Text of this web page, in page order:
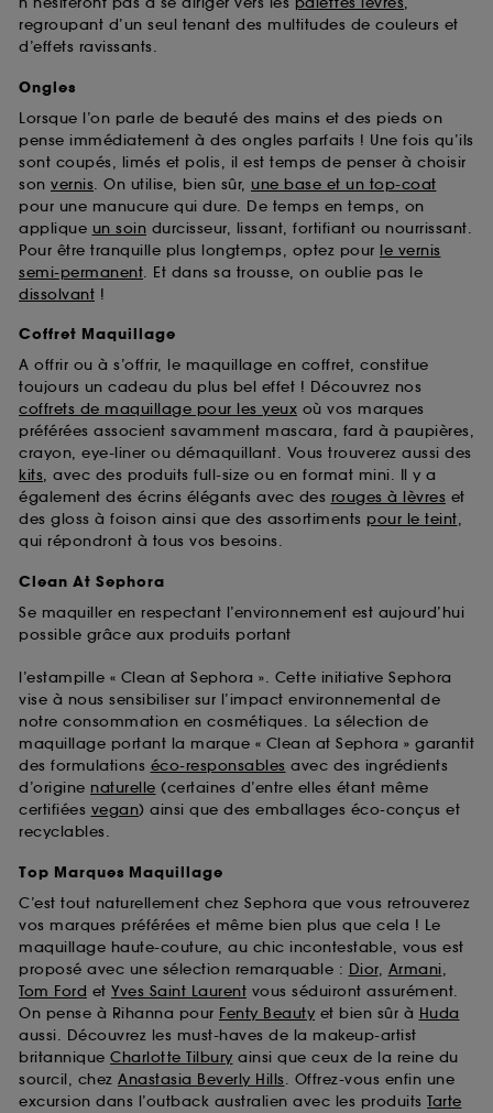
regroupant d’un seul tenant des multitudes de couleurs et
d’effets ravissants.
Ongles
Lorsque l’on parle de beauté des mains et des pieds on
pense immédiatement à des ongles parfaits ! Une fois qu’ils
sont coupés, limés et polis, il est temps de penser à choisir
son vernis. On utilise, bien sûr, une base et un top-coat
pour une manucure qui dure. De temps en temps, on
applique un soin durcisseur, lissant, fortifiant ou nourrissant.
Pour être tranquille plus longtemps, optez pour le vernis
semi-permanent. Et dans sa trousse, on oublie pas le
dissolvant !
Coffret Maquillage
A offrir ou à s’offrir, le maquillage en coffret, constitue
toujours un cadeau du plus bel effet ! Découvrez nos
coffrets de maquillage pour les yeux où vos marques
préférées associent savamment mascara, fard à paupières,
crayon, eye-liner ou démaquillant. Vous trouverez aussi des
kits, avec des produits full-size ou en format mini. Il y a
également des écrins élégants avec des rouges à lèvres et
des gloss à foison ainsi que des assortiments pour le teint,
qui répondront à tous vos besoins.
Clean At Sephora
Se maquiller en respectant l’environnement est aujourd’hui
possible grâce aux produits portant
l’estampille « Clean at Sephora ». Cette initiative Sephora
vise à nous sensibiliser sur l’impact environnemental de
notre consommation en cosmétiques. La sélection de
maquillage portant la marque « Clean at Sephora » garantit
des formulations éco-responsables avec des ingrédients
d’origine naturelle (certaines d’entre elles étant même
certifiées vegan) ainsi que des emballages éco-conçus et
recyclables.
Top Marques Maquillage
C’est tout naturellement chez Sephora que vous retrouverez
vos marques préférées et même bien plus que cela ! Le
maquillage haute-couture, au chic incontestable, vous est
proposé avec une sélection remarquable : Dior, Armani,
Tom Ford et Yves Saint Laurent vous séduiront assurément.
On pense à Rihanna pour Fenty Beauty et bien sûr à Huda
aussi. Découvrez les must-haves de la makeup-artist
britannique Charlotte Tilbury ainsi que ceux de la reine du
sourcil, chez Anastasia Beverly Hills. Offrez-vous enfin une
excursion dans l’outback australien avec les produits Tarte